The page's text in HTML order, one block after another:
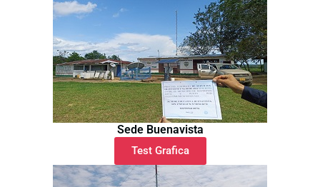
Sede Buenavista
Test Grafica